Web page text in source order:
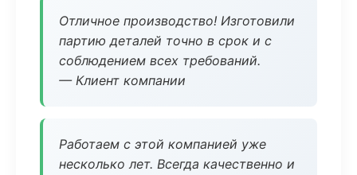
Отличное производство! Изготовили
партию деталей точно в срок и с
соблюдением всех требований.
— Клиент компании
Работаем с этой компанией уже
несколько лет. Всегда качественно и